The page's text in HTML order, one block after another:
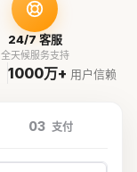
24/7 客服
全天候服务支持
1000万+ 用户信赖
03 支付